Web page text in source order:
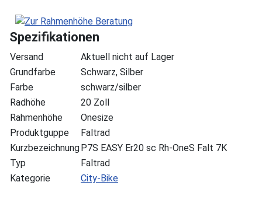
Spezifikationen
Versand
Aktuell nicht auf Lager
Grundfarbe
Schwarz, Silber
Farbe
schwarz/silber
Radhöhe
20 Zoll
Rahmenhöhe
Onesize
Produktguppe
Faltrad
KurzbezeichnungP7S EASY Er20 sc Rh-OneS Falt 7K
Typ
Faltrad
Kategorie
City-Bike